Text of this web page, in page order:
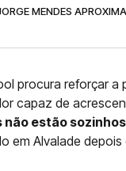
MENDES
procura reforçar a
capaz de
não estão
em Alvalade